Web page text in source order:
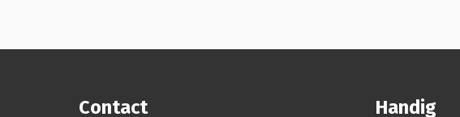
Contact Handig